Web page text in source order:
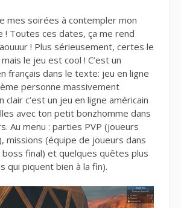
mes soirées à contempler mon
! Toutes ces dates, ça me rend
! Plus sérieusement, certes le
le jeu est cool ! C’est un
français dans le texte: jeu en ligne
personne massivement
clair c’est un jeu en ligne américain
avec ton petit bonzhomme dans
Au menu : parties PVP (joueurs
missions (équipe de joueurs dans
boss final) et quelques quêtes plus
qui piquent bien à la fin).